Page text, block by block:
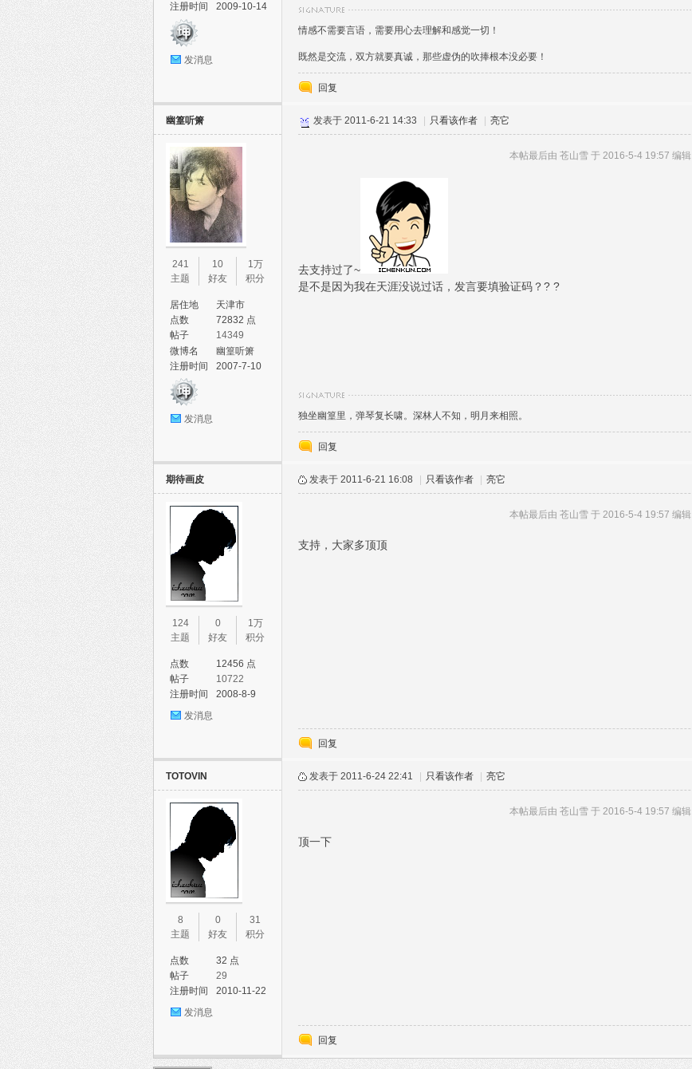
注册时间
2009-10-14
发消息
情感不需要言语，需要用心去理解和感觉一切！
既然是交流，双方就要真诚，那些虚伪的吹捧根本没必要！
回复
幽篁听箫
241
主题
10
好友
1万
积分
居住地
天津市
点数
72832 点
帖子
14349
微博名
幽篁听箫
注册时间
2007-7-10
发消息
发表于 2011-6-21 14:33 只看该作者 亮它
本帖最后由 苍山雪 于 2016-5-4 19:57 编辑
去支持过了~
是不是因为我在天涯没说过话，发言要填验证码？? ?
独坐幽篁里，弹琴复长啸。深林人不知，明月来相照。
回复
期待画皮
124
主题
0
好友
1万
积分
点数
12456 点
帖子
10722
注册时间
2008-8-9
发消息
发表于 2011-6-21 16:08 只看该作者 亮它
本帖最后由 苍山雪 于 2016-5-4 19:57 编辑
支持，大家多顶顶
回复
TOTOVIN
8
主题
0
好友
31
积分
点数
32 点
帖子
29
注册时间
2010-11-22
发消息
发表于 2011-6-24 22:41 只看该作者 亮它
本帖最后由 苍山雪 于 2016-5-4 19:57 编辑
顶一下
回复